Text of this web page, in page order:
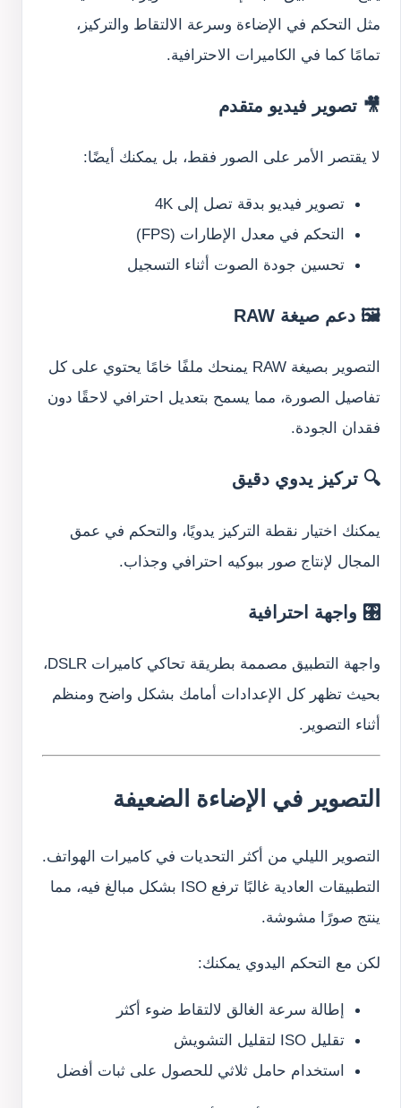
مثل التحكم في الإضاءة وسرعة الالتقاط والتركيز،
تمامًا كما في الكاميرات الاحترافية.
🎥 تصوير فيديو متقدم
لا يقتصر الأمر على الصور فقط، بل يمكنك أيضًا:
تصوير فيديو بدقة تصل إلى 4K
التحكم في معدل الإطارات (FPS)
تحسين جودة الصوت أثناء التسجيل
🖼️ دعم صيغة RAW
التصوير بصيغة RAW يمنحك ملفًا خامًا يحتوي على كل
تفاصيل الصورة، مما يسمح بتعديل احترافي لاحقًا دون
فقدان الجودة.
🔍 تركيز يدوي دقيق
يمكنك اختيار نقطة التركيز يدويًا، والتحكم في عمق
المجال لإنتاج صور ببوكيه احترافي وجذاب.
🎛️ واجهة احترافية
واجهة التطبيق مصممة بطريقة تحاكي كاميرات DSLR،
بحيث تظهر كل الإعدادات أمامك بشكل واضح ومنظم
أثناء التصوير.
التصوير في الإضاءة الضعيفة
التصوير الليلي من أكثر التحديات في كاميرات الهواتف.
التطبيقات العادية غالبًا ترفع ISO بشكل مبالغ فيه، مما
ينتج صورًا مشوشة.
لكن مع التحكم اليدوي يمكنك:
إطالة سرعة الغالق لالتقاط ضوء أكثر
تقليل ISO لتقليل التشويش
استخدام حامل ثلاثي للحصول على ثبات أفضل